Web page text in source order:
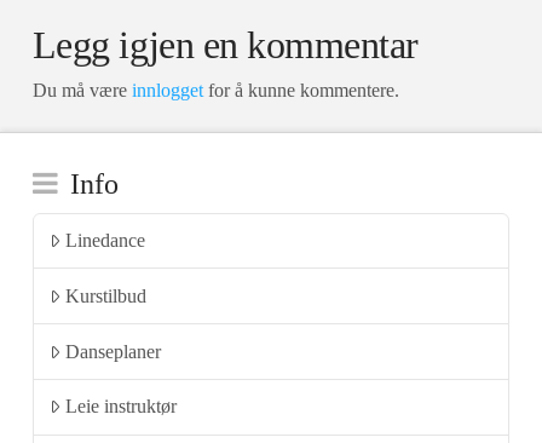
Legg igjen en kommentar
Du må være innloggetfor å kunne kommentere.
Info
Linedance
Kurstilbud
Danseplaner
Leie instruktør